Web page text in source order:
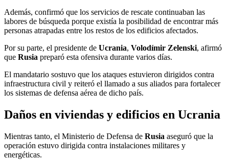
Además, confirmó que los servicios de rescate continuaban las
labores de búsqueda porque existía la posibilidad de encontrar más
personas atrapadas entre los restos de los edificios afectados.
Por su parte, el presidente de Ucrania, Volodímir Zelenski, afirmó
que Rusia preparó esta ofensiva durante varios días.
El mandatario sostuvo que los ataques estuvieron dirigidos contra
infraestructura civil y reiteró el llamado a sus aliados para fortalecer
los sistemas de defensa aérea de dicho país.
Daños en viviendas y edificios en Ucrania
Mientras tanto, el Ministerio de Defensa de Rusia aseguró que la
operación estuvo dirigida contra instalaciones militares y
energéticas.